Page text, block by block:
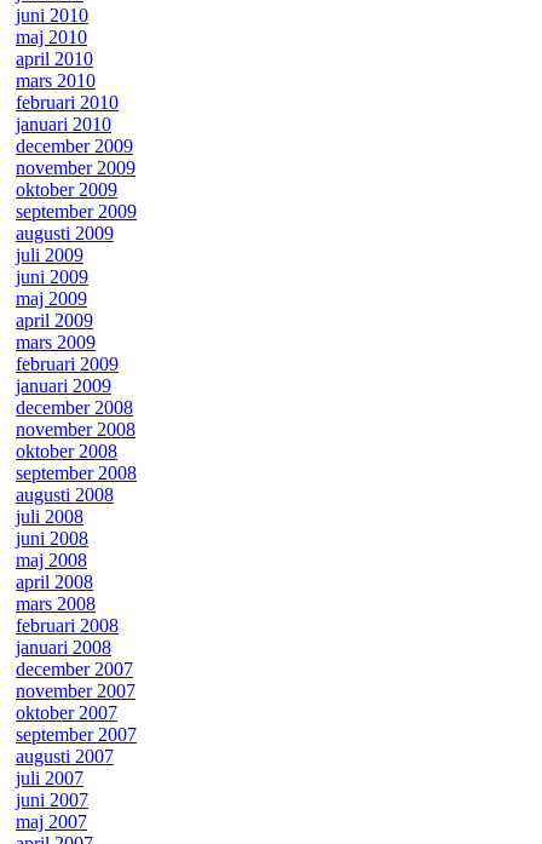
juni 2010
maj 2010
april 2010
mars 2010
februari 2010
januari 2010
december 2009
november 2009
oktober 2009
september 2009
augusti 2009
juli 2009
juni 2009
maj 2009
april 2009
mars 2009
februari 2009
januari 2009
december 2008
november 2008
oktober 2008
september 2008
augusti 2008
juli 2008
juni 2008
maj 2008
april 2008
mars 2008
februari 2008
januari 2008
december 2007
november 2007
oktober 2007
september 2007
augusti 2007
juli 2007
juni 2007
maj 2007